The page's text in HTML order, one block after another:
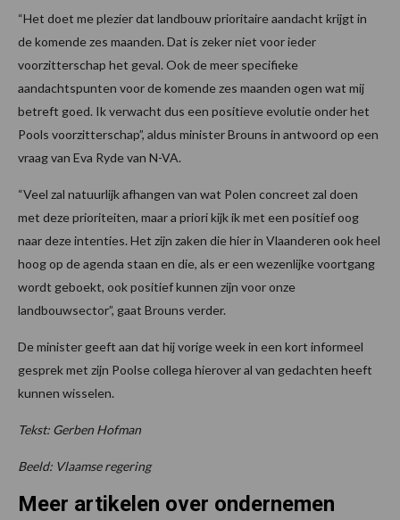
“Het doet me plezier dat landbouw prioritaire aandacht krijgt in
de komende zes maanden. Dat is zeker niet voor ieder
voorzitterschap het geval. Ook de meer specifieke
aandachtspunten voor de komende zes maanden ogen wat mij
betreft goed. Ik verwacht dus een positieve evolutie onder het
Pools voorzitterschap”, aldus minister Brouns in antwoord op een
vraag van Eva Ryde van N-VA.
“Veel zal natuurlijk afhangen van wat Polen concreet zal doen
met deze prioriteiten, maar a priori kijk ik met een positief oog
naar deze intenties. Het zijn zaken die hier in Vlaanderen ook heel
hoog op de agenda staan en die, als er een wezenlijke voortgang
wordt geboekt, ook positief kunnen zijn voor onze
landbouwsector”, gaat Brouns verder.
De minister geeft aan dat hij vorige week in een kort informeel
gesprek met zijn Poolse collega hierover al van gedachten heeft
kunnen wisselen.
Tekst: Gerben Hofman
Beeld: Vlaamse regering
Meer artikelen over ondernemen